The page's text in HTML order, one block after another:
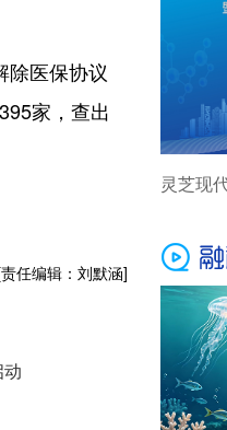
医保协议
家，查出
任编辑：刘默涵]